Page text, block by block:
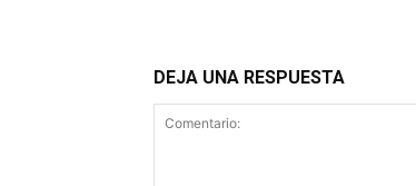
DEJA UNA RESPUESTA